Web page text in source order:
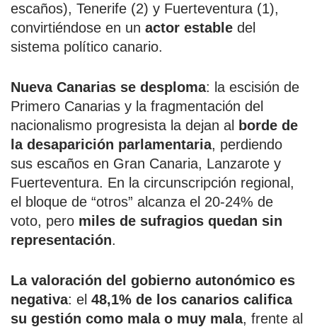
escaños), Tenerife (2) y Fuerteventura (1),
convirtiéndose en un actor estable del
sistema político canario.
Nueva Canarias se desploma: la escisión de
Primero Canarias y la fragmentación del
nacionalismo progresista la dejan al
borde de
la desaparición parlamentaria, perdiendo
sus escaños en Gran Canaria, Lanzarote y
Fuerteventura. En la circunscripción regional,
el bloque de “otros” alcanza el 20-24% de
voto, pero miles de sufragios quedan sin
representación.
La valoración del gobierno autonómico es
negativa: el 48,1% de los canarios califica
su gestión como mala o muy mala, frente al